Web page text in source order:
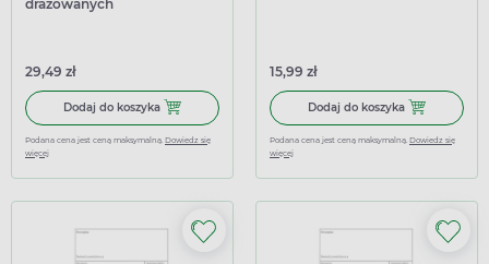
drażowanych
29,49 zł
Dodaj do koszyka Dodaj do koszyka Lorafen 2,5 mg, 25 tabletek
Podana cena jest ceną maksymalną. Dowiedz się
więcej
15,99 zł
Dodaj do koszyka Dodaj do
Podana cena jest ceną maksymalną. Dowiedz się
więcej